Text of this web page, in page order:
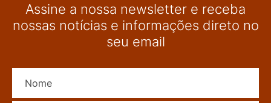
Assine a nossa newsletter e receba
nossas notícias e informações direto no
seu email